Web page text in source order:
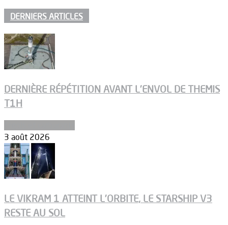
DERNIERS ARTICLES
DERNIÈRE RÉPÉTITION AVANT L’ENVOL DE THEMIS
T1H
3 août 2026
LE VIKRAM 1 ATTEINT L’ORBITE, LE STARSHIP V3
RESTE AU SOL